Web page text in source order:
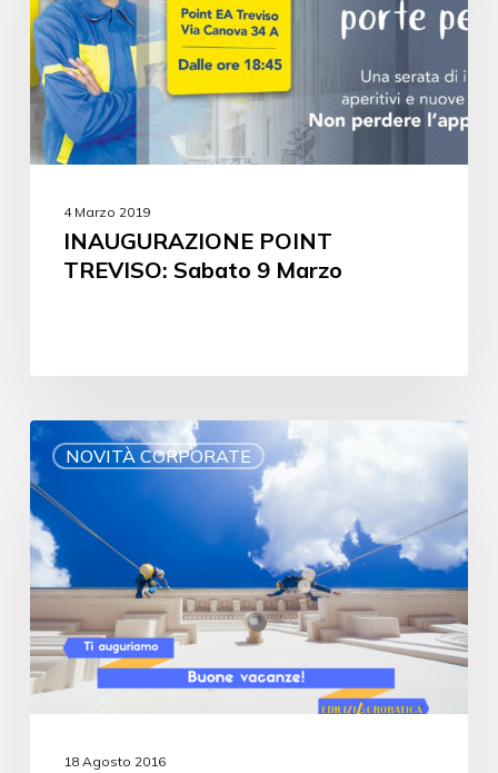
4 Marzo 2019
INAUGURAZIONE POINT
TREVISO: Sabato 9 Marzo
NOVITÀ CORPORATE
18 Agosto 2016